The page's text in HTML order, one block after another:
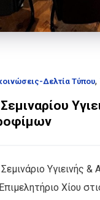
Δελτία Τύπου,
Υγιεινής
Χίου